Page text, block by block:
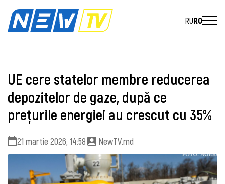
RURO
UE cere statelor membre reducerea
depozitelor de gaze, după ce
prețurile energiei au crescut cu 35%
21 martie 2026, 14:58 NewTV.md